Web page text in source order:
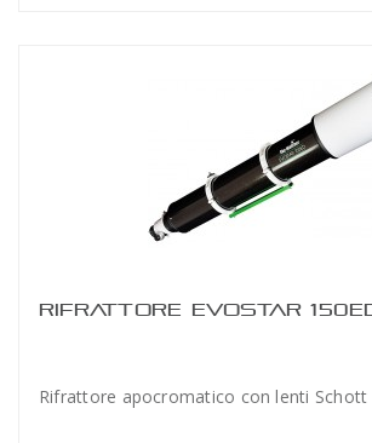
RIFRATTORE EVOSTAR
Rifrattore apocromatico con lenti Schott